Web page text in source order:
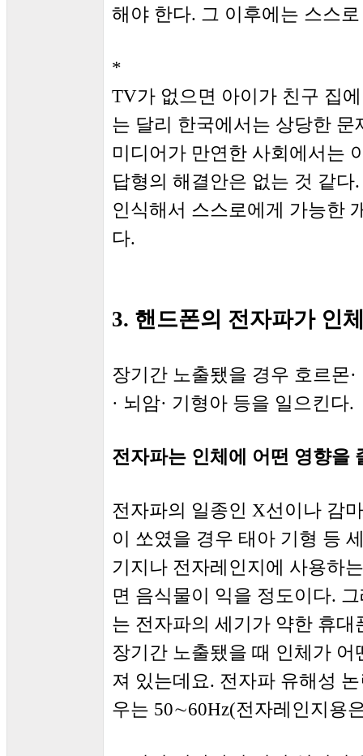
해야 한다. 그 이후에는 스스
*
TV가 없으면 아이가 친구 집
는 달리 한국에서는 상당한
미디어가 만연한 사회에서는
답형의 해결안은 없는 것 같
인식해서 스스로에게 가능한
다.
3. 핸드폰의 전자파가 인
장기간 노출됐을 경우 호르몬
· 뇌암· 기형아 등을 일으킨다.
전자파는 인체에 어떤 영향을
전자파의 일종인 X선이나 감
이 쏘였을 경우 태아 기형 등
기지나 전자레인지에 사용하
면 음식물이 익을 정도이다.
는 전자파의 세기가 약한 휴대
장기간 노출됐을 때 인체가
져 있는데요. 전자파 유해성
우는 50∼60Hz(전자레인지용